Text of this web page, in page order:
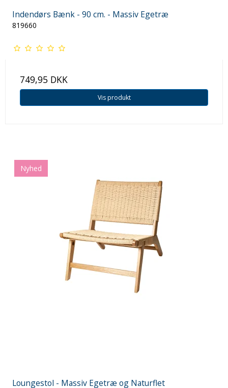
Indendørs Bænk - 90 cm. - Massiv Egetræ
819660
749,95 DKK
Vis produkt
Nyhed
Loungestol - Massiv Egetræ og Naturflet